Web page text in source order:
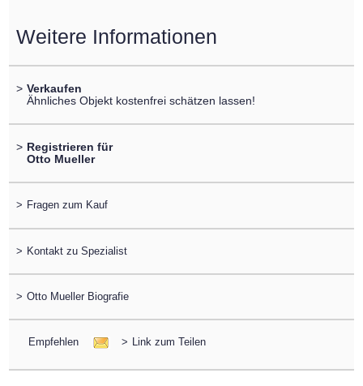
Weitere Informationen
> Verkaufen
Ähnliches Objekt kostenfrei schätzen lassen!
> Registrieren für
Otto Mueller
> Fragen zum Kauf
> Kontakt zu Spezialist
> Otto Mueller Biografie
Empfehlen > Link zum Teilen